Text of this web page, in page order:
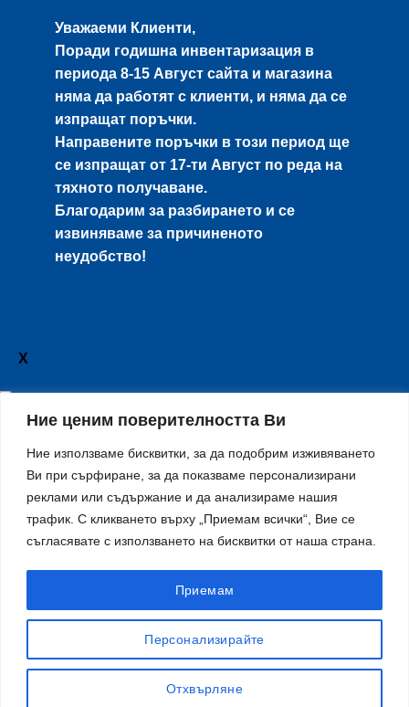
Ние ценим поверителността Ви
Ние използваме бисквитки, за да подобрим изживяването
Ви при сърфиране, за да показваме персонализирани
реклами или съдържание и да анализираме нашия
трафик. С кликването върху „Приемам всички“, Вие се
съгласявате с използването на бисквитки от наша страна.
Персонализирайте
Отхвърляне
Приемам
Уважаеми Клиенти,
Поради годишна инвентаризация в
периода 8-15 Август сайта и магазина
няма да работят с клиенти, и няма да се
изпращат поръчки.
Направените поръчки в този период ще
се изпращат от 17-ти Август по реда на
тяхното получаване.
Благодарим за разбирането и се
извиняваме за причиненото
неудобство!
X
Колчета
ДОБАВЯНЕ В КОЛИЧКАТА